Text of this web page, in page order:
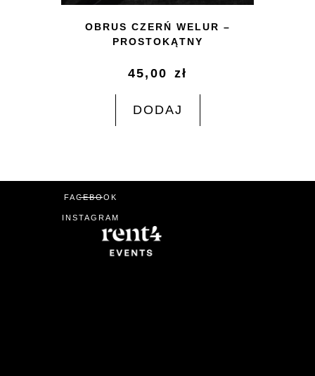
OBRUS CZERŃ WELUR –
PROSTOKĄTNY
45,00 zł
DODAJ
FACEBOOK
INSTAGRAM